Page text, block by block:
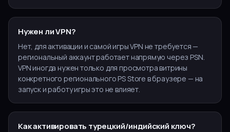
Нужен ли VPN?
Нет, для активации и самой игры VPN не требуется —
региональный аккаунт работает напрямую через PSN.
VPN иногда нужен только для просмотра витрины
конкретного регионального PS Store в браузере — на
запуск и работу игры это не влияет.
Как активировать турецкий/индийский ключ?